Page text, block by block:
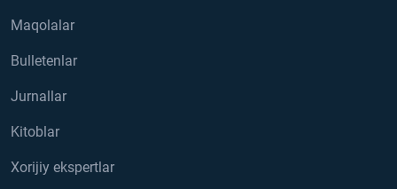
Maqolalar
Bulletenlar
Jurnallar
Kitoblar
Xorijiy ekspertlar